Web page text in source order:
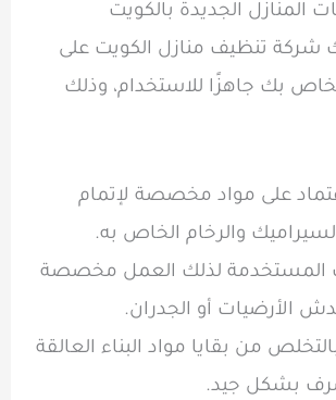
المنازل الجديدة بالكويت
تنظيف منازل الكويت على
بك جاهزًا للاستخدام، وذلك
على مواد مخصصة لإتمام
والرخام الخاص به.
المستخدمة لذلك العمل مخصصة
الأرضيات أو الجدران.
من بقايا مواد البناء العالقة
بشكل جيد.